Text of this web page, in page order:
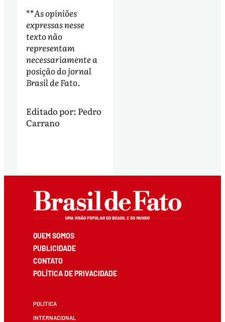
**As opiniões
expressas nesse
texto não
representam
necessariamente a
posição do jornal
Brasil de Fato.
Editado por: Pedro
Carrano
QUEM SOMOS
PUBLICIDADE
CONTATO
POLÍTICA DE PRIVACIDADE
POLÍTICA
INTERNACIONAL